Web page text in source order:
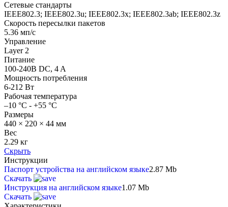
Сетевые стандарты
IEEE802.3; IEEE802.3u; IEEE802.3x; IEEE802.3ab; IEEE802.3z
Скорость пересылки пакетов
5.36 мп/с
Управление
Layer 2
Питание
100-240В DC, 4 A
Мощность потребления
6-212 Вт
Рабочая температура
–10 °C - +55 °C
Размеры
440 × 220 × 44 мм
Вес
2.29 кг
Скрыть
Инструкции
Паспорт устройства на английском языке2.87 Mb
Скачать
Инструкция на английском языке1.07 Mb
Скачать